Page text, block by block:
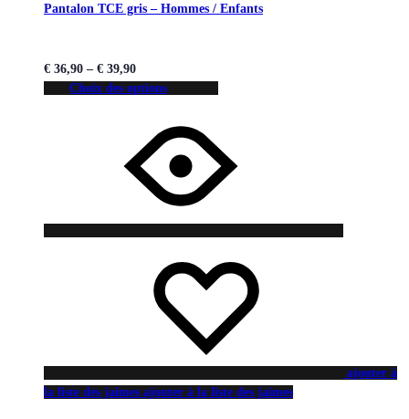
Pantalon TCE gris – Hommes / Enfants
€ 36,90 – € 39,90
Choix des options
ajouter à
la liste des jaimes ajouter à la liste des jaimes